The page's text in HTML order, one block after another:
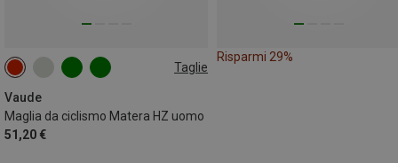
Taglie
Vaude
Maglia da ciclismo Matera HZ uomo
51,20 €
M
Risparmi 29%